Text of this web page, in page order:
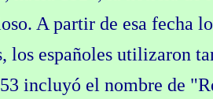
A partir de esa fecha
los españoles utilizaron
incluyó el nombre de